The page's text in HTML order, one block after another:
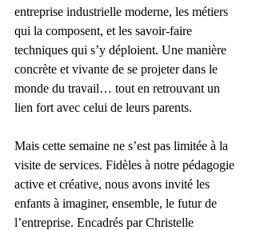
entreprise industrielle moderne, les métiers
qui la composent, et les savoir-faire
techniques qui s’y déploient. Une manière
concrète et vivante de se projeter dans le
monde du travail… tout en retrouvant un
lien fort avec celui de leurs parents.
Mais cette semaine ne s’est pas limitée à la
visite de services. Fidèles à notre pédagogie
active et créative, nous avons invité les
enfants à imaginer, ensemble, le futur de
l’entreprise. Encadrés par Christelle